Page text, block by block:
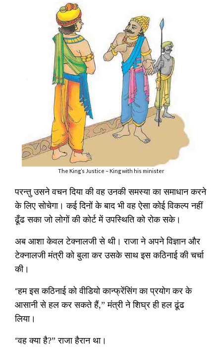
The King’s Justice – King with his minister
परन्तु उसने वचन दिया की वह उनकी समस्या का समाधान करने
के लिए सोचेगा। कई दिनों के बाद भी वह ऐसा कोई विकल्प नहीं
ढूँढ सका जो लोगों की कोर्ट में उपस्थिति को रोक सके।
अब आशा केवल टेक्नालजी से थी। राजा ने अपने विज्ञान और
टेक्नालजी मंत्री को बुला कर उसके साथ इस कठिनाई की चर्चा
की।
“हम इस कठिनाई को वीडियो कान्फ्रेंसिंग का प्रयोग कर के
आसानी से हल कर सकते हैं,”मंत्री ने शिघ्र ही हल ढूंढ
लिया।
“वह क्या है?”राजा हैरान था।